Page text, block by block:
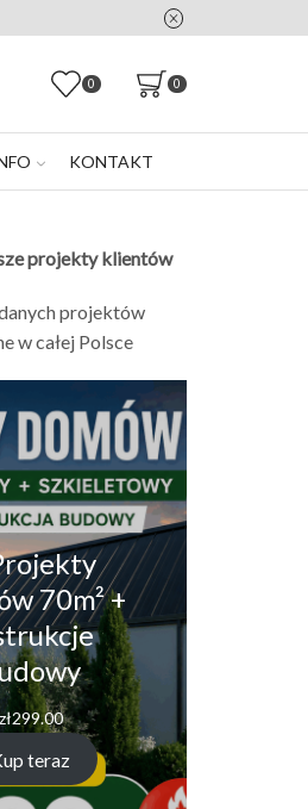
0 0
KONTAKT
projekty klientów
projektów
w całej Polsce
70m² +
zł299.00
teraz